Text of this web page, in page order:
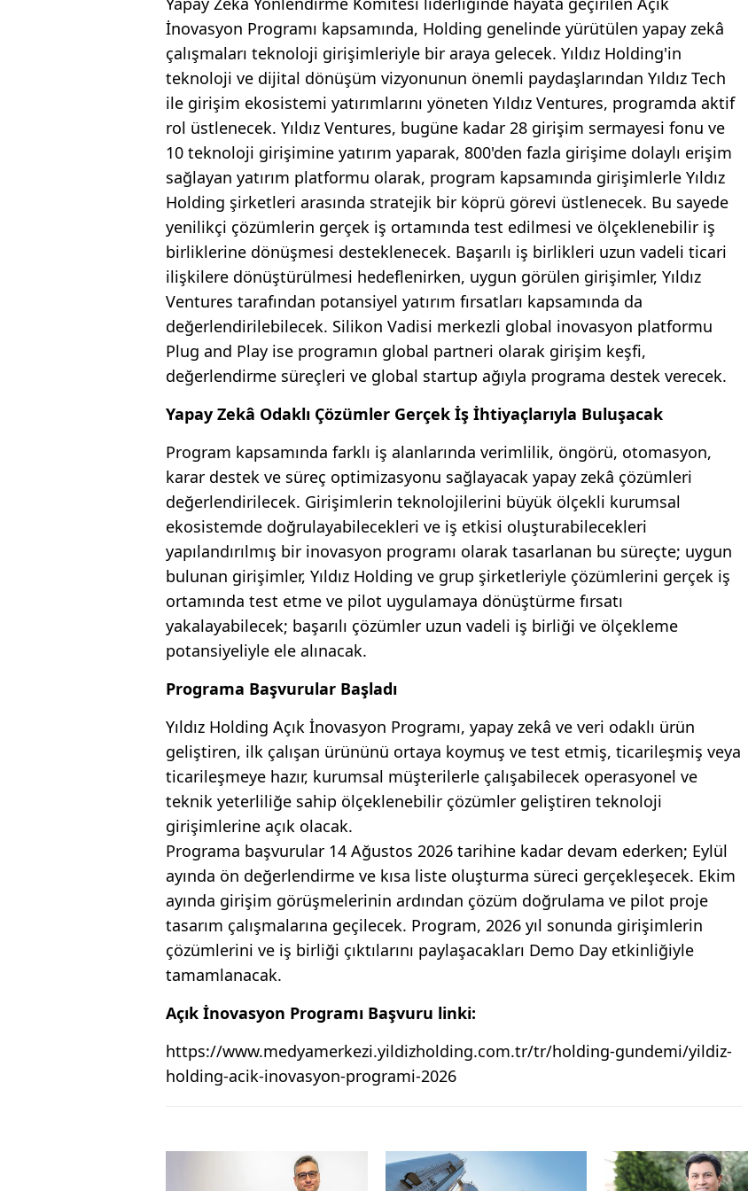
İnovasyon Programı kapsamında, Holding genelinde yürütülen yapay zekâ
çalışmaları teknoloji girişimleriyle bir araya gelecek. Yıldız Holding'in
teknoloji ve dijital dönüşüm vizyonunun önemli paydaşlarından Yıldız Tech
ile girişim ekosistemi yatırımlarını yöneten Yıldız Ventures, programda aktif
rol üstlenecek. Yıldız Ventures, bugüne kadar 28 girişim sermayesi fonu ve
10 teknoloji girişimine yatırım yaparak, 800'den fazla girişime dolaylı erişim
sağlayan yatırım platformu olarak, program kapsamında girişimlerle Yıldız
Holding şirketleri arasında stratejik bir köprü görevi üstlenecek. Bu sayede
yenilikçi çözümlerin gerçek iş ortamında test edilmesi ve ölçeklenebilir iş
birliklerine dönüşmesi desteklenecek. Başarılı iş birlikleri uzun vadeli ticari
ilişkilere dönüştürülmesi hedeflenirken, uygun görülen girişimler, Yıldız
Ventures tarafından potansiyel yatırım fırsatları kapsamında da
değerlendirilebilecek. Silikon Vadisi merkezli global inovasyon platformu
Plug and Play ise programın global partneri olarak girişim keşfi,
değerlendirme süreçleri ve global startup ağıyla programa destek verecek.
Yapay Zekâ Odaklı Çözümler Gerçek İş İhtiyaçlarıyla Buluşacak
Program kapsamında farklı iş alanlarında verimlilik, öngörü, otomasyon,
karar destek ve süreç optimizasyonu sağlayacak yapay zekâ çözümleri
değerlendirilecek. Girişimlerin teknolojilerini büyük ölçekli kurumsal
ekosistemde doğrulayabilecekleri ve iş etkisi oluşturabilecekleri
yapılandırılmış bir inovasyon programı olarak tasarlanan bu süreçte; uygun
bulunan girişimler, Yıldız Holding ve grup şirketleriyle çözümlerini gerçek iş
ortamında test etme ve pilot uygulamaya dönüştürme fırsatı
yakalayabilecek; başarılı çözümler uzun vadeli iş birliği ve ölçekleme
potansiyeliyle ele alınacak.
Programa Başvurular Başladı
Yıldız Holding Açık İnovasyon Programı, yapay zekâ ve veri odaklı ürün
geliştiren, ilk çalışan ürününü ortaya koymuş ve test etmiş, ticarileşmiş veya
ticarileşmeye hazır, kurumsal müşterilerle çalışabilecek operasyonel ve
teknik yeterliliğe sahip ölçeklenebilir çözümler geliştiren teknoloji
girişimlerine açık olacak.
Programa başvurular 14 Ağustos 2026 tarihine kadar devam ederken; Eylül
ayında ön değerlendirme ve kısa liste oluşturma süreci gerçekleşecek. Ekim
ayında girişim görüşmelerinin ardından çözüm doğrulama ve pilot proje
tasarım çalışmalarına geçilecek. Program, 2026 yıl sonunda girişimlerin
çözümlerini ve iş birliği çıktılarını paylaşacakları Demo Day etkinliğiyle
tamamlanacak.
Açık İnovasyon Programı Başvuru linki:
https://www.medyamerkezi.yildizholding.com.tr/tr/holding-gundemi/yildiz-
holding-acik-inovasyon-programi-2026